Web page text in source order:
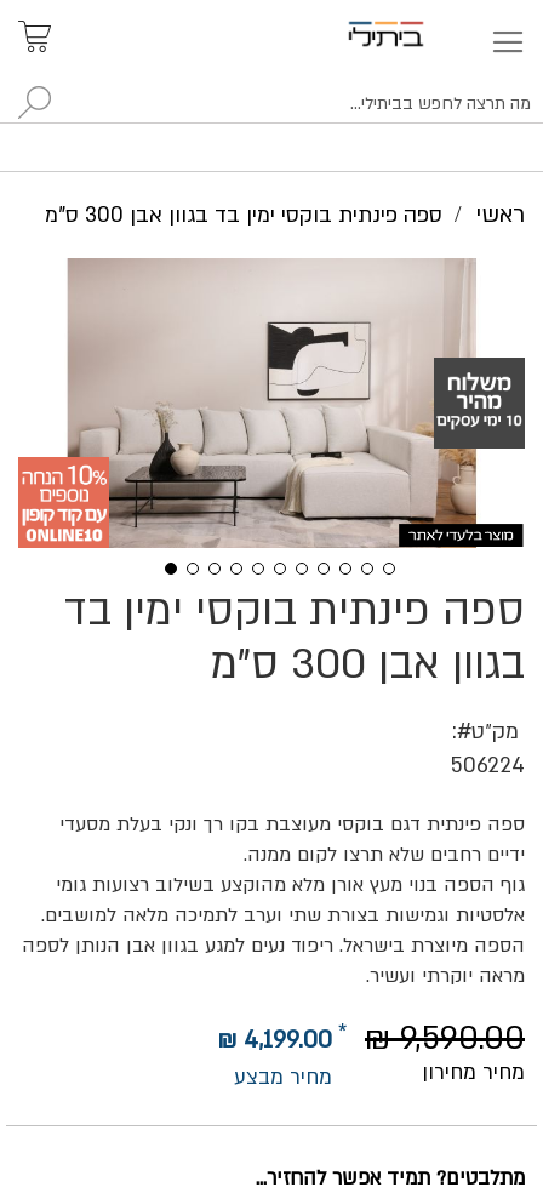
ראשי ספה פינתית בוקסי ימין בד בגוון אבן 300 ס"מ
ספה פינתית בוקסי ימין בד
בגוון אבן 300 ס"מ
מק״ט
506224
ספה פינתית דגם בוקסי מעוצבת בקו רך ונקי בעלת מסעדי
ידיים רחבים שלא תרצו לקום ממנה.
גוף הספה בנוי מעץ אורן מלא מהוקצע בשילוב רצועות גומי
אלסטיות וגמישות בצורת שתי וערב לתמיכה מלאה למושבים.
הספה מיוצרת בישראל. ריפוד נעים למגע בגוון אבן הנותן לספה
מראה יוקרתי ועשיר.
מחיר מבצע
4,199.00 ₪
מחיר מחירון
9,590.00 ₪
מתלבטים? תמיד אפשר להחזיר...
לדלג
להתחלה
גלריית